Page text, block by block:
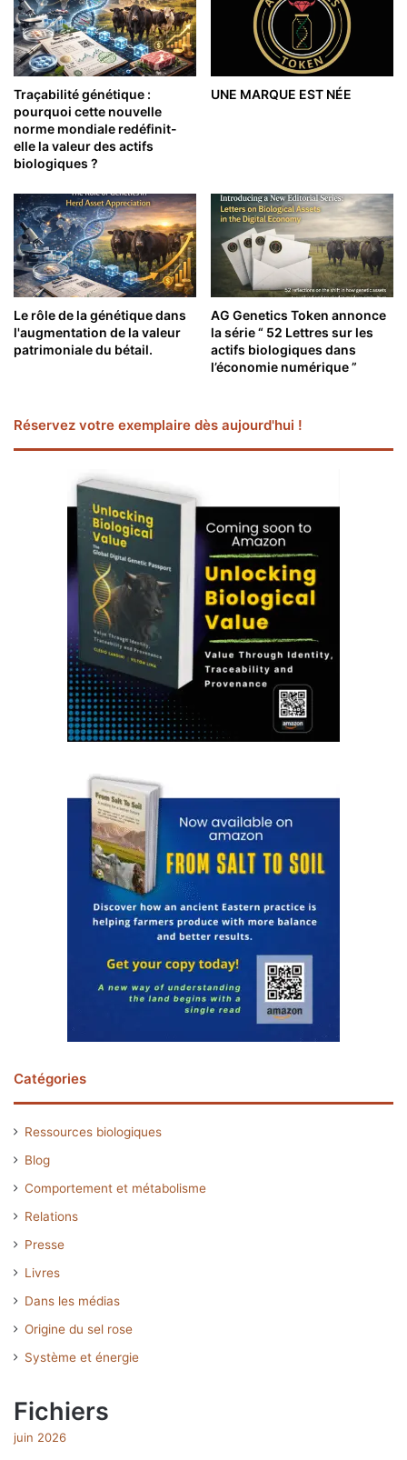
Traçabilité génétique :
pourquoi cette nouvelle
norme mondiale redéfinit-
elle la valeur des actifs
biologiques ?
UNE MARQUE EST NÉE
Le rôle de la génétique dans
l'augmentation de la valeur
patrimoniale du bétail.
AG Genetics Token annonce
la série “ 52 Lettres sur les
actifs biologiques dans
l’économie numérique ”
Réservez votre exemplaire dès aujourd'hui !
Catégories
Ressources biologiques
Blog
Comportement et métabolisme
Relations
Presse
Livres
Dans les médias
Origine du sel rose
Système et énergie
Fichiers
juin 2026